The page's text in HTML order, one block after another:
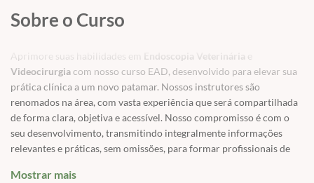
Sobre o Curso
Aprimore suas habilidades em Endoscopia Veterinária e
Videocirurgiacom nosso curso EAD, desenvolvido para elevar sua
prática clínica a um novo patamar. Nossos instrutores são
renomados na área, com vasta experiência que será compartilhada
de forma clara, objetiva e acessível. Nosso compromisso é com o
seu desenvolvimento, transmitindo integralmente informações
relevantes e práticas, sem omissões, para formar profissionais de
Mostrar mais